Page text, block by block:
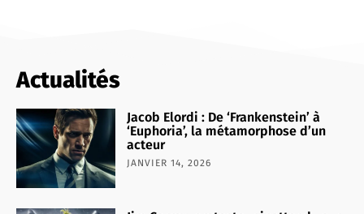
Actualités
Jacob Elordi : De ‘Frankenstein’ à
‘Euphoria’, la métamorphose d’un
acteur
JANVIER 14, 2026